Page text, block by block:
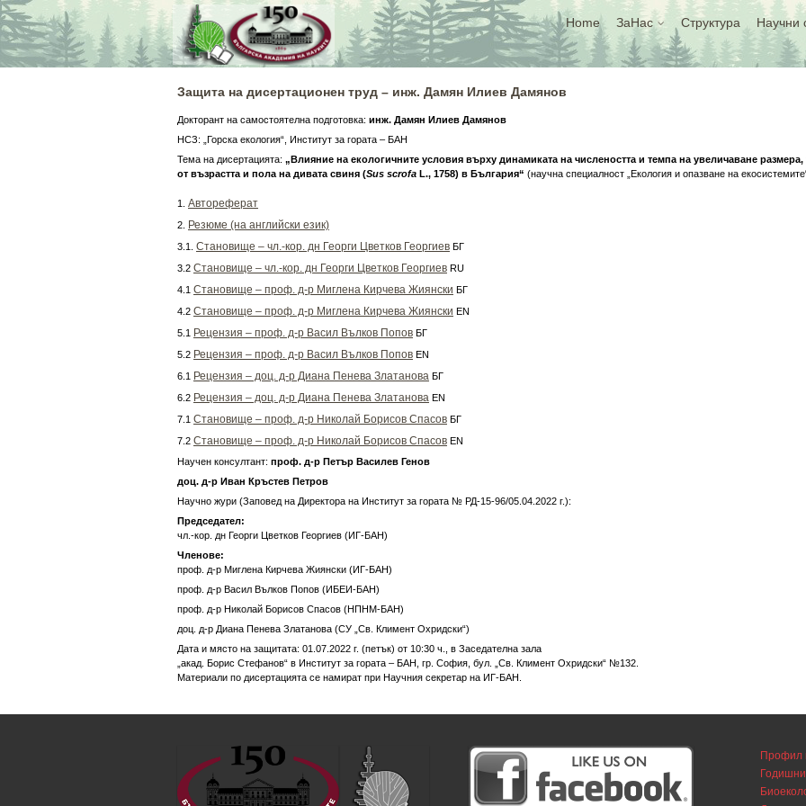
Skip
to
content
Home ЗаНас Структура Научни
Защита на дисертационен труд – инж. Дамян Илиев Дамянов
Докторант на самостоятелна подготовка: инж. Дамян Илиев Дамянов
НСЗ: „Горска екология“, Институт за гората – БАН
Тема на дисертацията: „Влияние на екологичните условия върху динамиката на числеността и темпа на увеличаване
от възрастта и пола на дивата свиня (Sus scrofa L., 1758) в България“ (научна специалност „Екология и опазване на
1. Автореферат
2. Резюме (на английски език)
3.1. Становище – чл.-кор. дн Георги Цветков Георгиев БГ
3.2 Становище – чл.-кор. дн Георги Цветков Георгиев RU
4.1 Становище – проф. д-р Миглена Кирчева Жиянски БГ
4.2 Становище – проф. д-р Миглена Кирчева Жиянски EN
5.1 Рецензия – проф. д-р Васил Вълков Попов БГ
5.2 Рецензия – проф. д-р Васил Вълков Попов EN
6.1 Рецензия – доц. д-р Диана Пенева Златанова БГ
6.2 Рецензия – доц. д-р Диана Пенева Златанова EN
7.1 Становище – проф. д-р Николай Борисов Спасов БГ
7.2 Становище – проф. д-р Николай Борисов Спасов EN
Научен консултант: проф. д-р Петър Василев Генов
доц. д-р Иван Кръстев Петров
Научно жури (Заповед на Директора на Институт за гората № РД-15-96/05.04.2022 г.):
Председател:
чл.-кор. дн Георги Цветков Георгиев (ИГ-БАН)
Членове:
проф. д-р Миглена Кирчева Жиянски (ИГ-БАН)
проф. д-р Васил Вълков Попов (ИБЕИ-БАН)
проф. д-р Николай Борисов Спасов (НПНМ-БАН)
доц. д-р Диана Пенева Златанова (СУ „Св. Климент Охридски“)
Дата и място на защитата: 01.07.2022 г. (петък) от 10:30 ч., в Заседателна зала
„акад. Борис Стефанов“ в Институт за гората – БАН, гр. София, бул. „Св. Климент Охридски“ №132.
Материали по дисертацията се намират при Научния секретар на ИГ-БАН.
Профил